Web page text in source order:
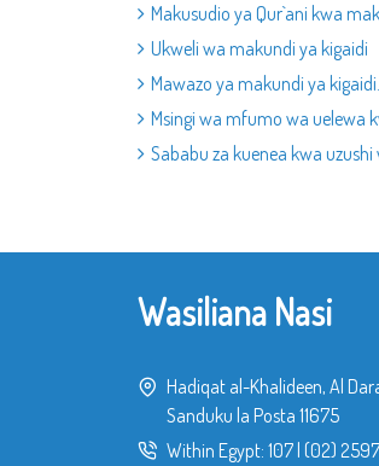
Makusudio ya Qur`ani kwa
Ukweli wa makundi ya kigaidi
Mawazo ya makundi ya kigaidi.
Msingi wa mfumo wa uelewa
Sababu za kuenea kwa uzushi
Wasiliana Nasi
Hadiqat al-Khalideen, Al
Sanduku la Posta 11675
Within Egypt: 107 (02)